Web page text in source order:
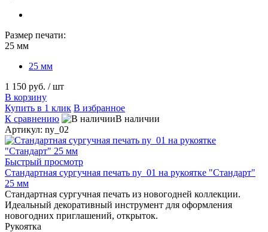
Размер печати:
25 мм
25 мм
1 150 руб. / шт
В корзину
Купить в 1 клик В избранное
К сравнению
В наличии
Артикул: ny_02
Быстрый просмотр
Стандартная сургучная печать ny_01 на рукоятке "Стандарт"
25 мм
Стандартная сургучная печать из новогодней коллекции.
Идеальный декоративный инструмент для оформления
новогодних приглашений, открыток.
Рукоятка